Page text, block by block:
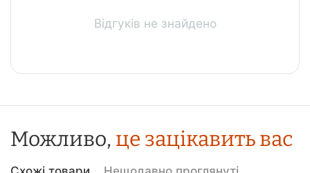
Відгуків не знайдено
Можливо, це зацікавить вас